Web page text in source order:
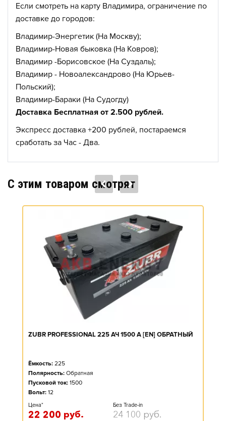
Если смотреть на карту Владимира, ограничение по
доставке до городов:
Владимир-Энергетик (На Москву);
Владимир-Новая быковка (На Ковров);
Владимир -Борисовское (На Суздаль);
Владимир - Новоалександрово (На Юрьев-
Польский);
Владимир-Бараки (На Судогду)
Доставка Бесплатная от 2.500 рублей.
Экспресс доставка +200 рублей, постараемся
сработать за Час - Два.
C этим товаром смотрят
ZUBR PROFESSIONAL 225 АЧ 1500 А [EN] ОБРАТНЫЙ
Ёмкость: 225
Полярность: Обратная
Пусковой ток: 1500
Вольт: 12
Цена*
22 200 руб.
Без Trade-in
24 100 руб.